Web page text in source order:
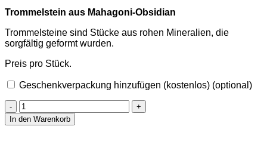
Trommelstein aus Mahagoni-Obsidian
Trommelsteine sind Stücke aus rohen Mineralien, die
sorgfältig geformt wurden.
Preis pro Stück.
Geschenkverpackung hinzufügen (kostenlos) (optional)
Trommelstein
aus
Mahagoni-
In den Warenkorb